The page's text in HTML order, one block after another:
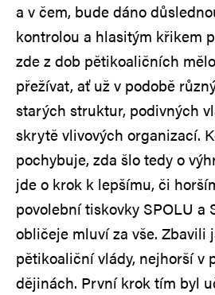
a v čem, bude dáno
kontrolou a hlasitým křikem
zde z dob pětikoaličních
přežívat, ať už v podobě
starých struktur, podivných
skrytě vlivových organizací.
pochybuje, zda šlo tedy o
jde o krok k lepšímu, či
povolební tiskovky SPOLU a
obličeje mluví za vše. Zbavili
pětikoaliční vlády, nejhorší v
dějinách. První krok tím byl